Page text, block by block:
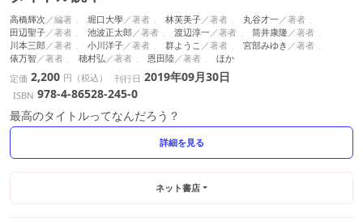
高橋輝次 堀口大學 林芙美子
丸谷才一
田辺聖子
池波正太郎 渡辺淳一
筒井康隆
川本三郎
小川洋子 群ようこ
宮部みゆき
俵万智
穂村弘 恩田陸
ほか
定価 2,200 円（税込） 刊行日 2019年09月30日
ISBN 978-4-86528-245-0
最高のタイトルってなんだろう？
詳細を見る
ネット書店